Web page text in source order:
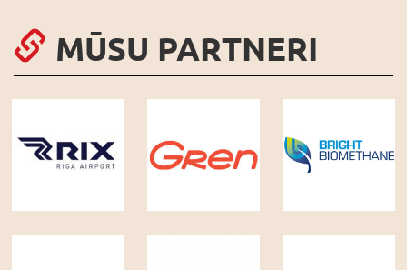
MŪSU PARTNERI